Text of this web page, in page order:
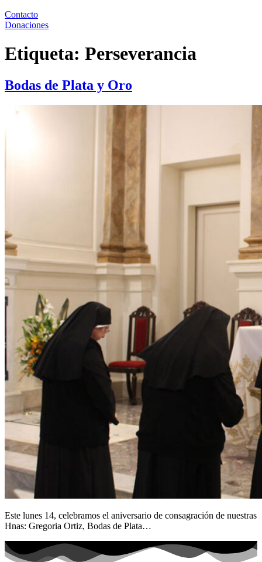
Contacto
Donaciones
Etiqueta: Perseverancia
Bodas de Plata y Oro
Este lunes 14, celebramos el aniversario de consagración de nuestras
Hnas: Gregoria Ortiz, Bodas de Plata…